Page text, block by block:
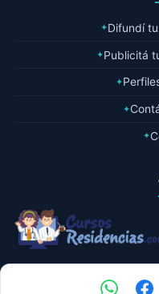
✦Difundí
✦Publicitá
✦
✦
✦
© 2026